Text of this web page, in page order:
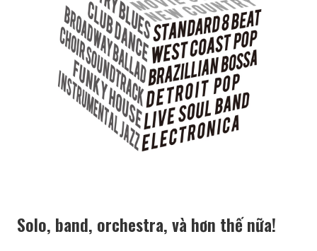
Solo, band, orchestra, và hơn thế nữa!